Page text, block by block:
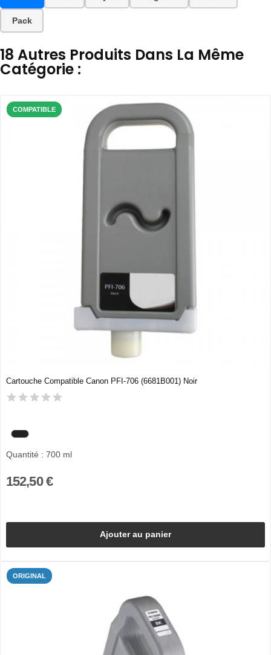
Pack
18 Autres Produits Dans La Même
Catégorie :
COMPATIBLE
Cartouche Compatible Canon PFI-706 (6681B001) Noir
Quantité : 700 ml
152,50 €
Ajouter au panier
ORIGINAL